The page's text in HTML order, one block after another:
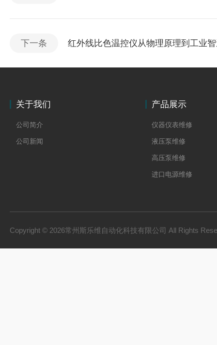
下一条 红外线比色温控仪从物理原理到工业
关于我们
公司简介
公司新闻
产品展示
仪器仪表维修
液压泵维修
高压泵维修
进口电源维修
Copyright © 2026常州斯乐维自动化科技有限公司 All Rights